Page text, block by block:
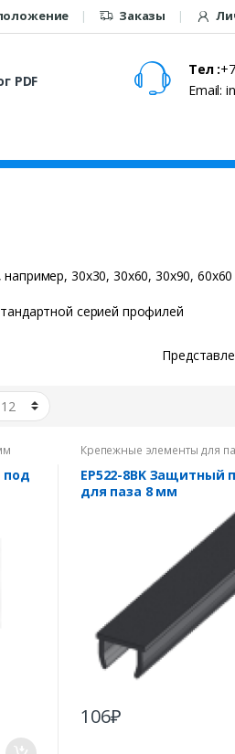
Заказы
PDF
Тел :
Email:
30х30, 30х60, 30х90,
серией профилей
под
Крепежные элементы для
EP522-8BK Защитный
для паза 8 мм
106₽